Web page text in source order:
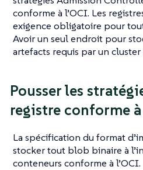
conforme à l’OCI. Les
exigence obligatoire pour
Avoir un seul endroit pour
artefacts requis par un
Pousser les
registre conforme à
La spécification du format
stocker tout blob binaire à
conteneurs conforme à l’OCI.